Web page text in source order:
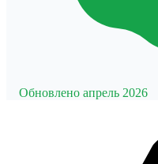
Обновлено апрель 2026